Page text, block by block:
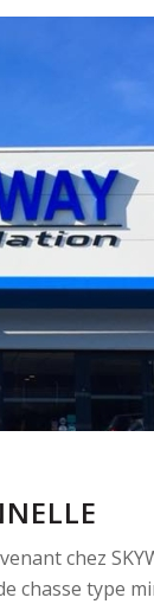
chez
chasse type